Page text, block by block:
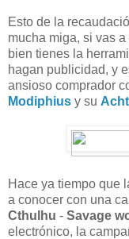
Esto de la
mucha miga, si vas
bien tienes la
hagan publicidad, y
ansioso comprador
Modiphius y su
Hace ya tiempo que
a conocer con una
Cthulhu - Savage
electrónico, la